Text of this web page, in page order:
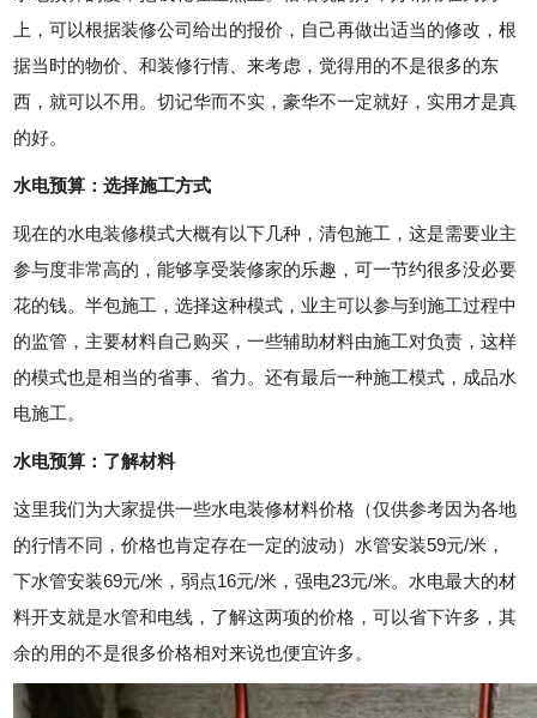
上，可以根据装修公司给出的报价，自己再做出适当的修改，根
据当时的物价、和装修行情、来考虑，觉得用的不是很多的东
西，就可以不用。切记华而不实，豪华不一定就好，实用才是真
的好。
水电预算：选择施工方式
现在的水电装修模式大概有以下几种，清包施工，这是需要业主
参与度非常高的，能够享受装修家的乐趣，可一节约很多没必要
花的钱。半包施工，选择这种模式，业主可以参与到施工过程中
的监管，主要材料自己购买，一些辅助材料由施工对负责，这样
的模式也是相当的省事、省力。还有最后一种施工模式，成品水
电施工。
水电预算：了解材料
这里我们为大家提供一些水电装修材料价格（仅供参考因为各地
的行情不同，价格也肯定存在一定的波动）水管安装59元/米，
下水管安装69元/米，弱点16元/米，强电23元/米。水电最大的材
料开支就是水管和电线，了解这两项的价格，可以省下许多，其
余的用的不是很多价格相对来说也便宜许多。